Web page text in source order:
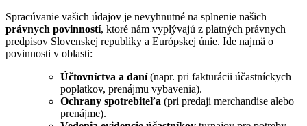
Spracúvanie vašich údajov je nevyhnutné na splnenie našich
právnych povinností, ktoré nám vyplývajú z platných právnych
predpisov Slovenskej republiky a Európskej únie. Ide najmä o
povinnosti v oblasti:
Účtovníctva a daní(napr. pri fakturácii účastníckych
poplatkov, prenájmu vybavenia).
Ochrany spotrebiteľa (pri predaji merchandise alebo
prenájme).